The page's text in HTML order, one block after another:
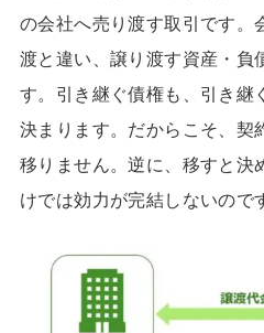
の会社へ売り渡す取引です。
渡と違い、譲り渡す資産・負
す。引き継ぐ債権も、引き継
決まります。だからこそ、契
移りません。逆に、移すと決
けでは効力が完結しないので